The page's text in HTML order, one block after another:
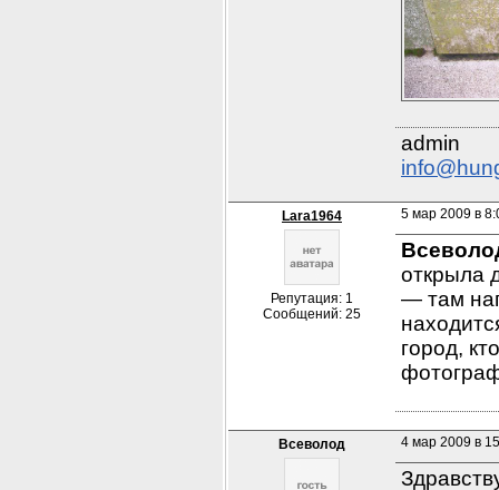
Lara1964
Репутация: 1
Сообщений: 25
5 мар 2009 в
открыла
— там
город,
Всеволод 4 мар 2009 в